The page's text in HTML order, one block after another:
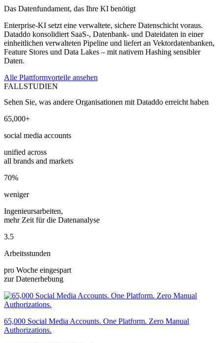
Das Datenfundament, das Ihre KI benötigt
Enterprise-KI setzt eine verwaltete, sichere Datenschicht voraus.
Dataddo konsolidiert SaaS-, Datenbank- und Dateidaten in einer
einheitlichen verwalteten Pipeline und liefert an Vektordatenbanken,
Feature Stores und Data Lakes – mit nativem Hashing sensibler
Daten.
Alle Plattformvorteile ansehen
FALLSTUDIEN
Sehen Sie, was andere Organisationen mit Dataddo erreicht haben
65,000+
social media accounts
unified across
all brands and markets
70%
weniger
Ingenieursarbeiten,
mehr Zeit für die Datenanalyse
3.5
Arbeitsstunden
pro Woche eingespart
zur Datenerhebung
65,000 Social Media Accounts. One Platform. Zero Manual
Authorizations.